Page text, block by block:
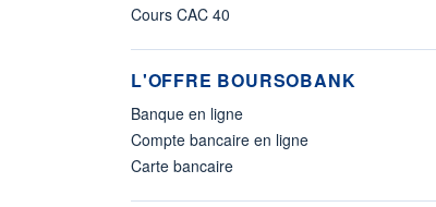
Cours CAC 40
L'OFFRE BOURSOBANK
Banque en ligne
Compte bancaire en ligne
Carte bancaire